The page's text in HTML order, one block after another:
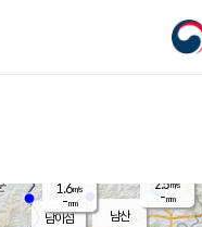
기
남이섬
남산
1.6m/s
-mm
2.5m/s
-mm